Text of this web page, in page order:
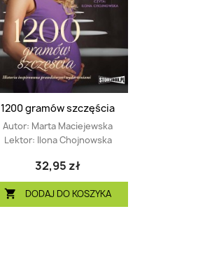
1200 gramów szczęścia
Autor: Marta Maciejewska
Lektor: Ilona Chojnowska
32,95 zł
 DODAJ DO KOSZYKA